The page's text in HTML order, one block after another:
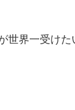
世界一受けた